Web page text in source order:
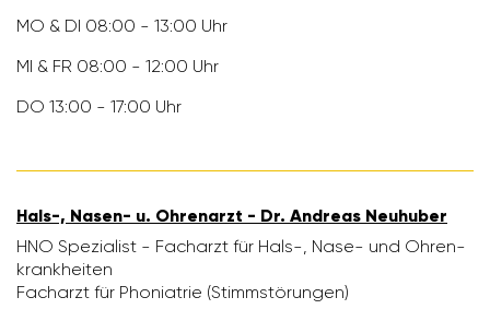
MO & DI 08:00 - 13:00 Uhr
MI & FR 08:00 - 12:00 Uhr
DO 13:00 - 17:00 Uhr
Hals-, Nasen- u. Ohren­arzt - Dr. Andreas Neuhuber
HNO Spezia­list - Fach­arzt für Hals-, Nase- und Ohren­
krank­heiten
Fach­arzt für Phon­ia­trie (Stimmstö­rungen)